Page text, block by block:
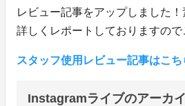
レビュー記事をアップしました
詳しくレポートしておりますので
スタッフ使用レビュー記事はこち
Instagramライブのアーカ